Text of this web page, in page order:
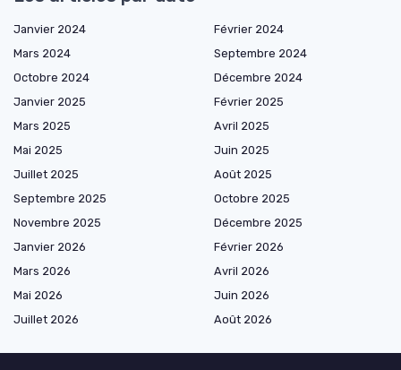
Janvier 2024
Février 2024
Mars 2024
Septembre 2024
Octobre 2024
Décembre 2024
Janvier 2025
Février 2025
Mars 2025
Avril 2025
Mai 2025
Juin 2025
Juillet 2025
Août 2025
Septembre 2025
Octobre 2025
Novembre 2025
Décembre 2025
Janvier 2026
Février 2026
Mars 2026
Avril 2026
Mai 2026
Juin 2026
Juillet 2026
Août 2026